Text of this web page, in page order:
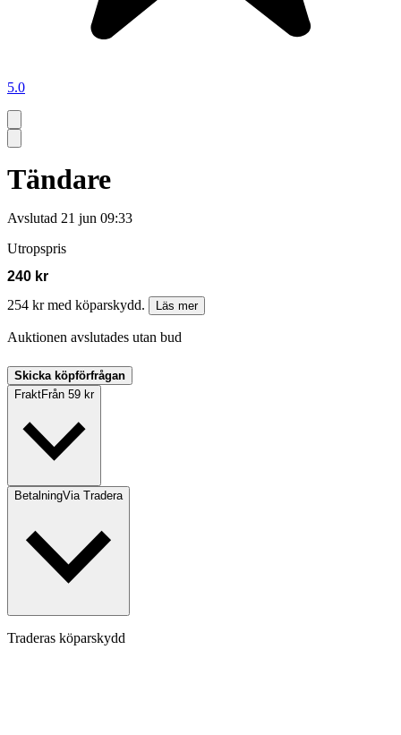
5.0
Tändare
Avslutad 21 jun 09:33
Utropspris
240 kr
254 kr med köparskydd.
Läs mer
Auktionen avslutades utan bud
Skicka köpförfrågan
FraktFrån 59 kr
BetalningVia Tradera
Traderas köparskydd